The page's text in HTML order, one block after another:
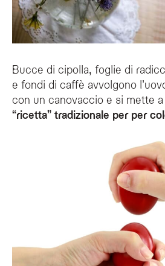
Bucce di cipolla, foglie di
e fondi di caffè avvolgono
con un canovaccio e si mette
“ricetta” tradizionale per per